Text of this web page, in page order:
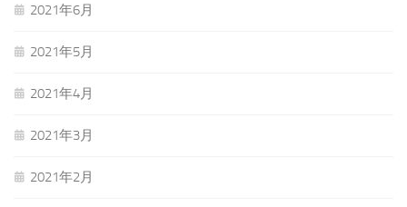
2021年6月
2021年5月
2021年4月
2021年3月
2021年2月